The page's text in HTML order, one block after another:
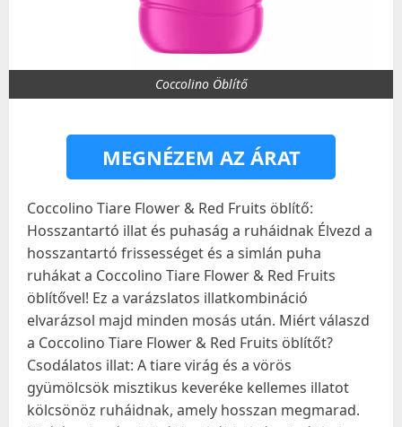
Coccolino Öblítő
MEGNÉZEM AZ ÁRAT
Coccolino Tiare Flower & Red Fruits öblítő:
Hosszantartó illat és puhaság a ruháidnak Élvezd a
hosszantartó frissességet és a simlán puha
ruhákat a Coccolino Tiare Flower & Red Fruits
öblítővel! Ez a varázslatos illatkombináció
elvarázsol majd minden mosás után. Miért válaszd
a Coccolino Tiare Flower & Red Fruits öblítőt?
Csodálatos illat: A tiare virág és a vörös
gyümölcsök misztikus keveréke kellemes illatot
kölcsönöz ruháidnak, amely hosszan megmarad.